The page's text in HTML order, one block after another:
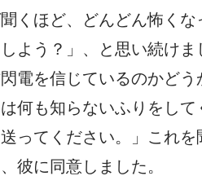
くほど、どんどん怖く
う？」、と思い続けま
電を信じているのかど
何も知らないふりをし
ってください。」これ
彼に同意しました。